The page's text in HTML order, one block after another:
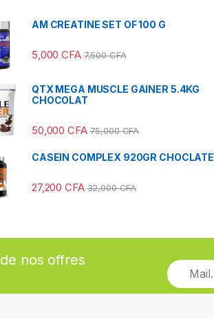
AM CREATINE SET OF 100 G
5,000CFA 7,500CFA
QTX MEGA MUSCLE GAINER 5.4KG
CHOCOLAT
50,000CFA 75,000CFA
CASEIN COMPLEX 920GR CHOCLATE
27,200CFA 32,000CFA
nos offres